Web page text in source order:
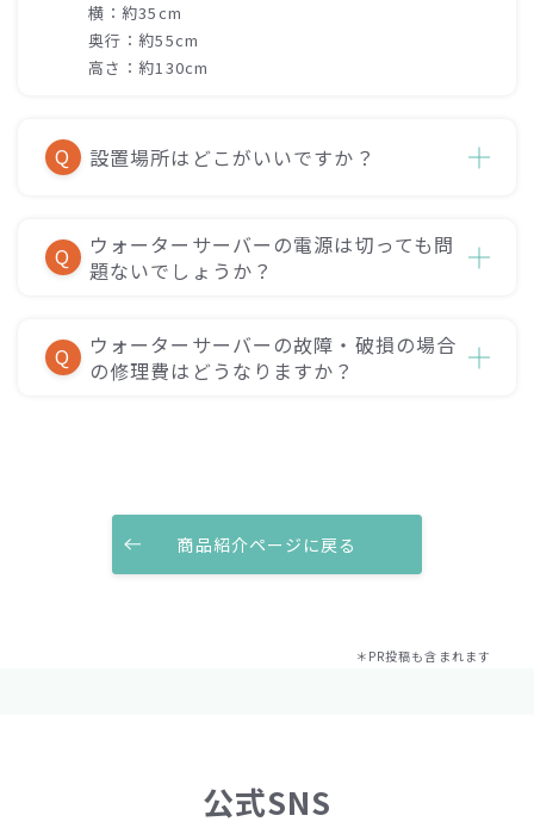
横：約35cm
奥行：約55cm
高さ：約130cm
Q 設置場所はどこがいいですか？
Q
ウォーターサーバーの電源は切っても問
題ないでしょうか？
Q
ウォーターサーバーの故障・破損の場合
の修理費はどうなりますか？
商品紹介ページに戻る
＊PR投稿も含まれます
公式SNS